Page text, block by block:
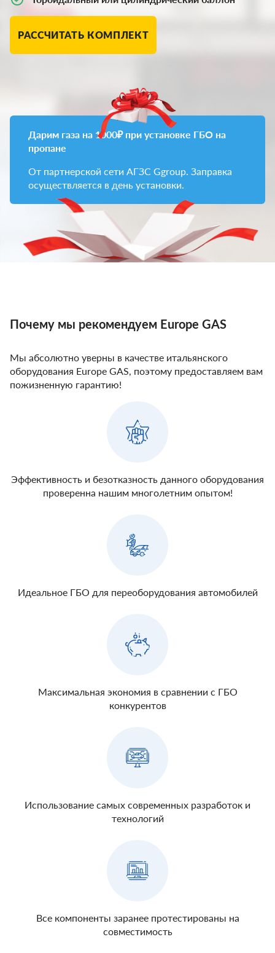
РАССЧИТАТЬ КОМПЛЕКТ
Дарим газа на 1000₽ при установке ГБО на
пропане
От партнерской сети АГЗС Ggroup. Заправка
осуществляется в день установки.
Почему мы рекомендуем Europe GAS
Мы абсолютно уверны в качестве итальянского
оборудования Europe GAS, поэтому предоставляем вам
пожизненную гарантию!
Эффективность и безотказность данного оборудования
проверенна нашим многолетним опытом!
Идеальное ГБО для переоборудования автомобилей
Максимальная экономия в сравнении с ГБО
конкурентов
Использование самых современных разработок и
технологий
Все компоненты заранее протестированы на
совместимость